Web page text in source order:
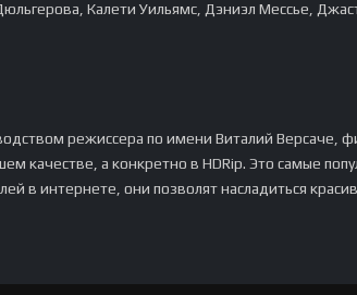
Калети Уильямс, Дэниэл Мессье,
режиссера по имени Виталий Версаче,
качестве, а конкретно в HDRip. Это самые
в интернете, они позволят насладиться